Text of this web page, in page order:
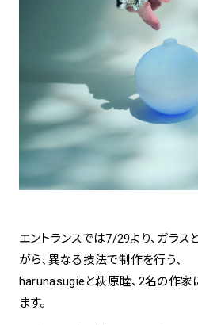
Spiral Nail Salon 青山
Spiral Nail Salon NEWoMan
⾼輪
naila 横浜ランドマーク
Spiral Rendezvous
Store
Spiral Rendezvous Store
グランスタ東京店
エントランスでは7/29より、ガラ
がら、異なる技法で制作を行う、
harunasugieと萩原睦、2名の作家
ます。